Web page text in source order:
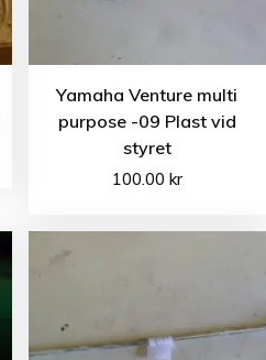
Yamaha Venture multi
purpose -09 Plast vid
styret
100.00 kr